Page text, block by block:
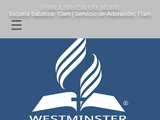
Únase a nosotros este sábado
Escuela Sabática: 10am | Servicio de Adoración: 11am